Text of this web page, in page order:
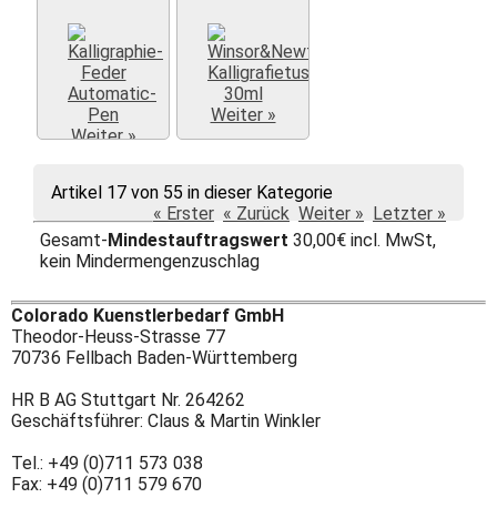
Weiter »
Weiter »
Artikel 17 von 55 in dieser Kategorie
« Erster « Zurück Weiter » Letzter »
Gesamt-Mindestauftragswert 30,00€ incl. MwSt,
kein Mindermengenzuschlag
Colorado Kuenstlerbedarf GmbH
Theodor-Heuss-Strasse 77
70736 Fellbach Baden-Württemberg
HR B AG Stuttgart Nr. 264262
Geschäftsführer: Claus & Martin Winkler
Tel.: +49 (0)711 573 038
Fax: +49 (0)711 579 670